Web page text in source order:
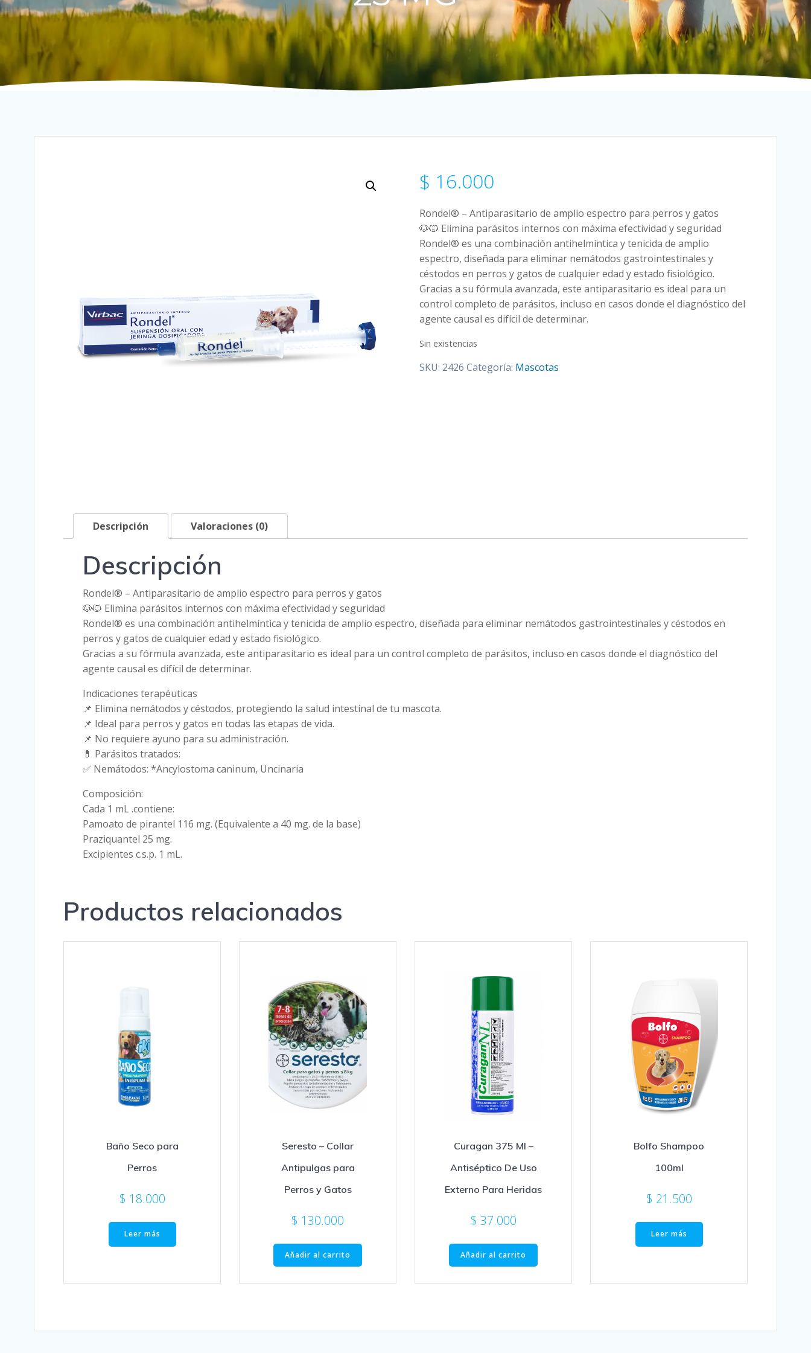
$ 16.000
Rondel® – Antiparasitario de amplio espectro para perros y gatos
🐶🐱 Elimina parásitos internos con máxima efectividad y seguridad
Rondel® es una combinación antihelmíntica y tenicida de amplio
espectro, diseñada para eliminar nemátodos gastrointestinales y
céstodos en perros y gatos de cualquier edad y estado fisiológico.
Gracias a su fórmula avanzada, este antiparasitario es ideal para un
control completo de parásitos, incluso en casos donde el diagnóstico del
agente causal es difícil de determinar.
Sin existencias
SKU: 2426 Categoría: Mascotas
Descripción Valoraciones (0)
Descripción
Rondel® – Antiparasitario de amplio espectro para perros y gatos
🐶🐱 Elimina parásitos internos con máxima efectividad y seguridad
Rondel® es una combinación antihelmíntica y tenicida de amplio espectro, diseñada para eliminar nemátodos gastrointestinales y céstodos en
perros y gatos de cualquier edad y estado fisiológico.
Gracias a su fórmula avanzada, este antiparasitario es ideal para un control completo de parásitos, incluso en casos donde el diagnóstico del
agente causal es difícil de determinar.
Indicaciones terapéuticas
📌 Elimina nemátodos y céstodos, protegiendo la salud intestinal de tu mascota.
📌 Ideal para perros y gatos en todas las etapas de vida.
📌 No requiere ayuno para su administración.
💊 Parásitos tratados:
✅ Nemátodos: *Ancylostoma caninum, Uncinaria
Composición:
Cada 1 mL .contiene:
Pamoato de pirantel 116 mg. (Equivalente a 40 mg. de la base)
Praziquantel 25 mg.
Excipientes c.s.p. 1 mL.
Productos relacionados
Baño Seco para
Perros
$ 18.000
Leer más
Seresto – Collar
Antipulgas para
Perros y Gatos
$ 130.000
Añadir al carrito
Curagan 375 Ml –
Antiséptico De Uso
Externo Para Heridas
$ 37.000
Añadir al carrito
Bolfo Shampoo
100ml
$ 21.500
Leer más